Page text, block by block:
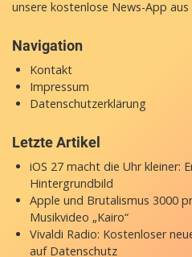
unsere kostenlose News-App
Navigation
Kontakt
Impressum
Datenschutzerklärung
Letzte Artikel
iOS 27 macht die Uhr kleiner:
Hintergrundbild
Apple und Brutalismus 3000
Musikvideo „Kairo“
Vivaldi Radio: Kostenloser
auf Datenschutz